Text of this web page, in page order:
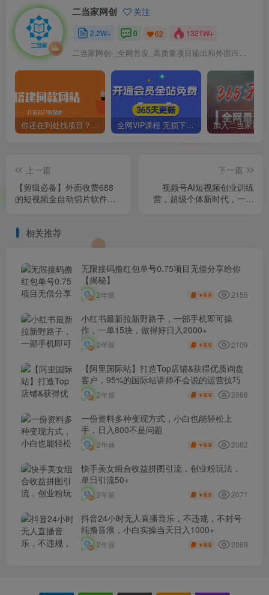
二当家网创 关注
2.2W+ 0 62 1321W+
二当家网创-_全网首发_高质量项目输出和外面市场高价课程一模一样
你还在到处找项目？还在当韭菜？我靠卖项目一个月收入5万+，曾经我也是个失败者。 全网VIP课程 无损下载~
上一篇
【剪辑必备】外面收费688
的短视频全自动切片软件，
下一篇
视频号AI短视频创业训练
营，超级个体新时代，一部
相关推荐
无限接码撸红包单号0.75项目无偿分享给你
【揭秘】
2年前 ￥9.9 2155
小红书最新拉新野路子，一部手机即可操
作，一单15块，做得好日入2000+
2年前 ￥9.9 2109
【阿里国际站】打造Top店铺&获得优质询盘
客户，​95%的国际站讲师不会说的运营技巧
2年前 ￥9.9 2088
一份资料多种变现方式，小白也能轻松上
手，日入800不是问题
2年前 ￥9.9 2082
快手美女组合收益拼图引流，创业粉玩法，
单日引流50+
2年前 ￥9.9 2071
抖音24小时无人直播音乐，不违规，不封号
纯撸音浪，小白实操当天日入1000+
2年前 ￥9.9 2069